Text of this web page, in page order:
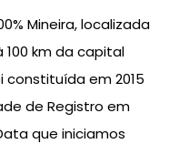
Mineira, localizada
km da capital
constituída em 2015
de Registro em
que iniciamos